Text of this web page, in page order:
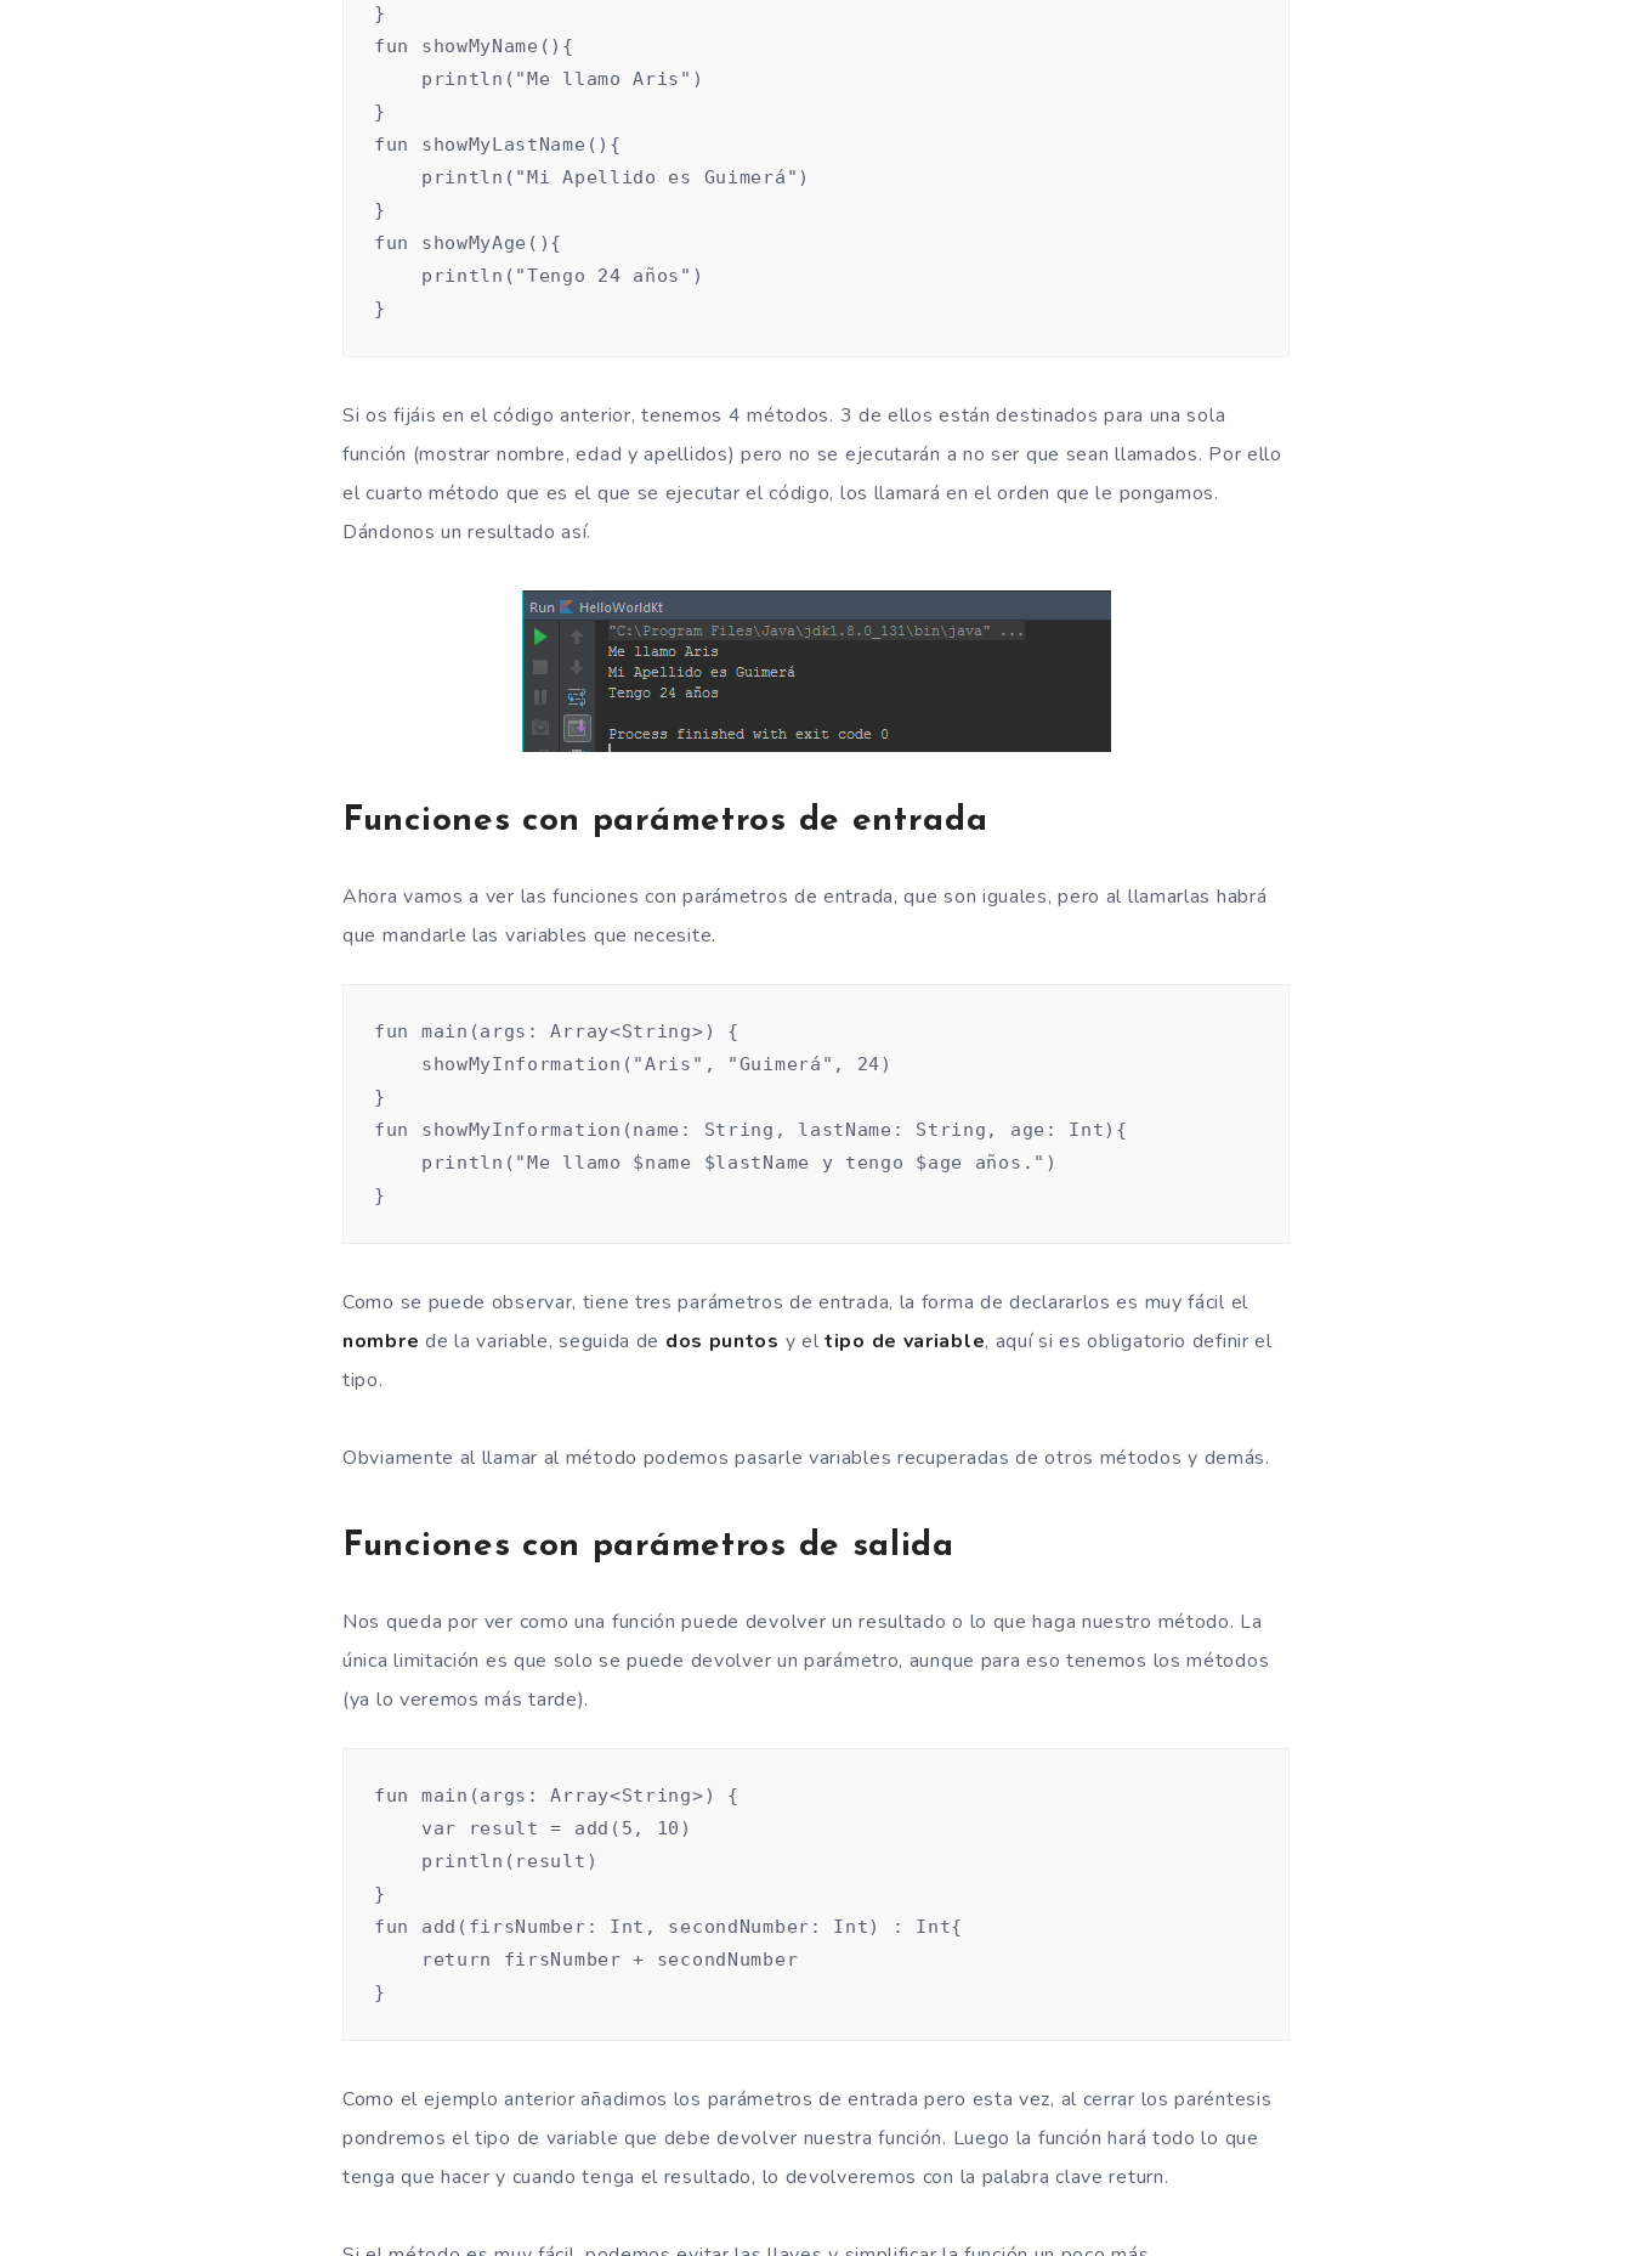
}
fun showMyName(){
    println("Me llamo Aris")
}
fun showMyLastName(){
    println("Mi Apellido es Guimerá")
}
fun showMyAge(){
    println("Tengo 24 años")
}
Si os fijáis en el código anterior, tenemos 4 métodos. 3 de ellos están destinados para una sola
función (mostrar nombre, edad y apellidos) pero no se ejecutarán a no ser que sean llamados. Por ello
el cuarto método que es el que se ejecutar el código, los llamará en el orden que le pongamos.
Dándonos un resultado así.
Funciones con parámetros de entrada
Ahora vamos a ver las funciones con parámetros de entrada, que son iguales, pero al llamarlas habrá
que mandarle las variables que necesite.
fun main(args: Array<String>) {
    showMyInformation("Aris", "Guimerá", 24)
}
fun showMyInformation(name: String, lastName: String, age: Int){
    println("Me llamo $name $lastName y tengo $age años.")
}
Como se puede observar, tiene tres parámetros de entrada, la forma de declararlos es muy fácil el
nombre de la variable, seguida de dos puntos y eltipo de variable, aquí si es obligatorio definir el
tipo.
Obviamente al llamar al método podemos pasarle variables recuperadas de otros métodos y demás.
Funciones con parámetros de salida
Nos queda por ver como una función puede devolver un resultado o lo que haga nuestro método. La
única limitación es que solo se puede devolver un parámetro, aunque para eso tenemos los métodos
(ya lo veremos más tarde).
fun main(args: Array<String>) {
    var result = add(5, 10)
    println(result)
}
fun add(firsNumber: Int, secondNumber: Int) : Int{
    return firsNumber + secondNumber
}
Como el ejemplo anterior añadimos los parámetros de entrada pero esta vez, al cerrar los paréntesis
pondremos el tipo de variable que debe devolver nuestra función. Luego la función hará todo lo que
tenga que hacer y cuando tenga el resultado, lo devolveremos con la palabra clave return.